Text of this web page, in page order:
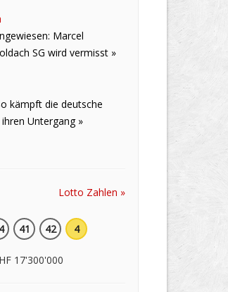
Marcel
SG wird vermisst »
kämpft die deutsche
Untergang »
Lotto Zahlen »
41 42 4
17'300'000